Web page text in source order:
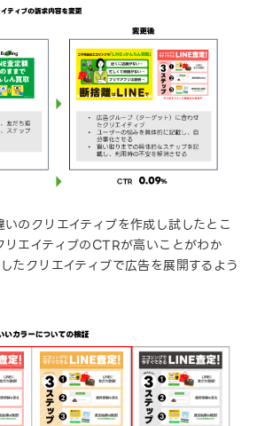
のクリエイティブを作成し試したとこ
エイティブのCTRが高いことがわか
たクリエイティブで広告を展開するよう